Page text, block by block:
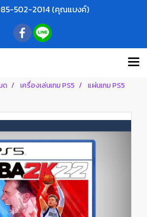
502-2014 (คุณแบงค์)
ด เครื่องเล่นเกม PS5
แผ่นเกม PS5